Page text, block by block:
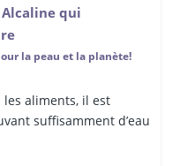
Alcaline qui
la peau et la planète!
aliments, il est
suffisamment d’eau